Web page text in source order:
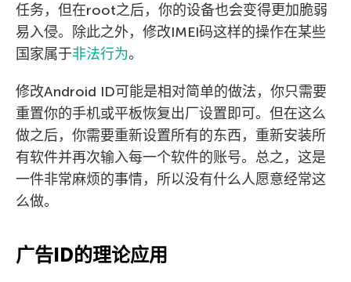
任务，但在root之后，你的设备也会变得更加脆弱
易入侵。除此之外，修改IMEI码这样的操作在某些
国家属于非法行为。
修改Android ID可能是相对简单的做法，你只需要
重置你的手机或平板恢复出厂设置即可。但在这么
做之后，你需要重新设置所有的东西，重新安装所
有软件并再次输入每一个软件的账号。总之，这是
一件非常麻烦的事情，所以没有什么人愿意经常这
么做。
广告ID的理论应用